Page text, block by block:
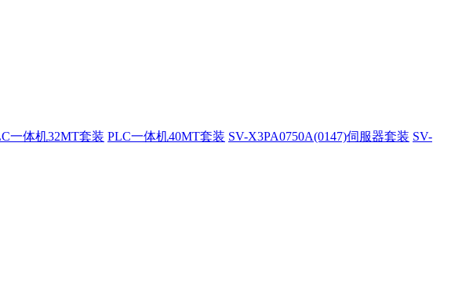
一体机32MT套装 PLC一体机40MT套装 SV-X3PA0750A(0147)伺服器套装 SV-